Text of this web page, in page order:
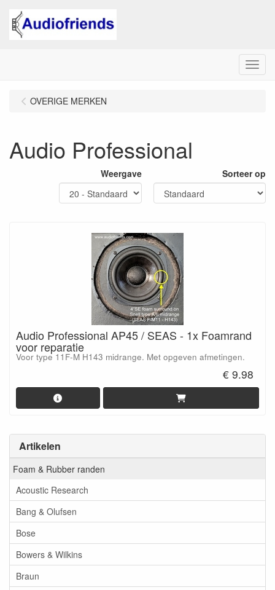
Menu
Artikelen
Foam & Rubber randen
Acoustic Research
Bang & Olufsen
Bose
Bowers & Wilkins
Braun
OVERIGE MERKEN
Audio Professional
Weergave Sorteer op
Audio Professional AP45 / SEAS - 1x Foamrand
voor reparatie
Voor type 11F-M H143 midrange. Met opgeven afmetingen.
€ 9.98